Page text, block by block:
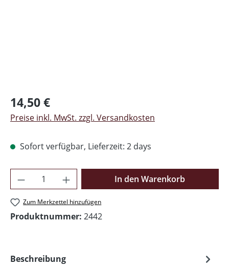
Regulärer Preis:
14,50 €
Preise inkl. MwSt. zzgl. Versandkosten
Sofort verfügbar, Lieferzeit: 2 days
Produkt Anzahl: Gib den gewünschten
In den Warenkorb
Zum Merkzettel hinzufügen
Produktnummer: 2442
Beschreibung